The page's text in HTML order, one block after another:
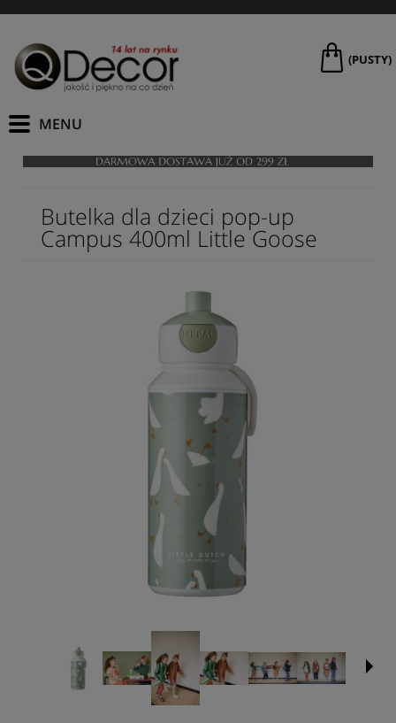
(PUSTY)
Butelka dla dzieci pop-up
Campus 400ml Little Goose